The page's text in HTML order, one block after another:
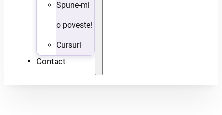
Spune-mi
o poveste!
Cursuri
Contact